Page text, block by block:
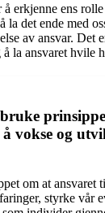
erkjenne ens
la det ende med
av ansvar. Det
la ansvaret hvile
vokse og
om at ansvaret
styrke vår